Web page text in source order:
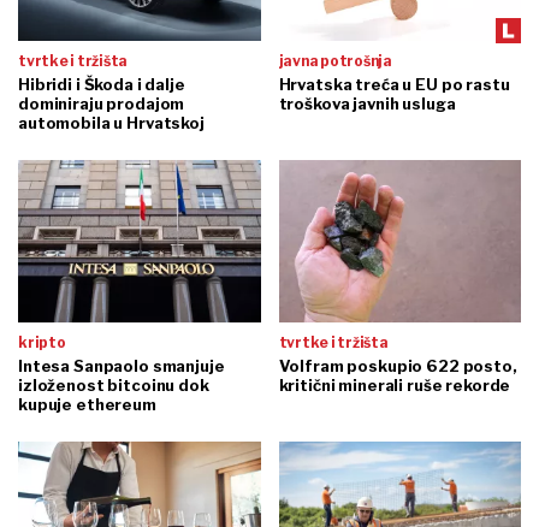
tvrtke i tržišta
Hibridi i Škoda i dalje
dominiraju prodajom
automobila u Hrvatskoj
javna potrošnja
Hrvatska treća u EU po rastu
troškova javnih usluga
kripto
Intesa Sanpaolo smanjuje
izloženost bitcoinu dok
kupuje ethereum
tvrtke i tržišta
Volfram poskupio 622 posto,
kritični minerali ruše rekorde